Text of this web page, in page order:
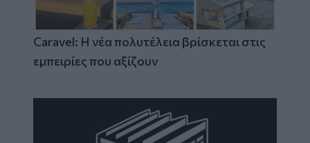
Caravel: Η νέα πολυτέλεια βρίσκεται στις
εμπειρίες που αξίζουν